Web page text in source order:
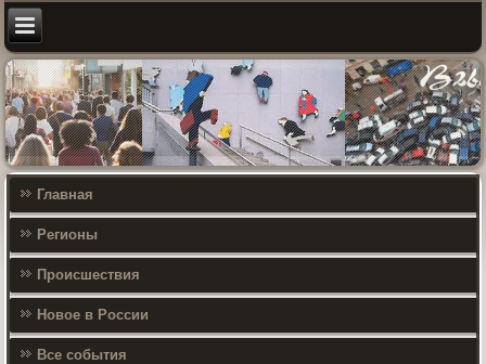
Главная
Регионы
Происшествия
Новое в России
Все события